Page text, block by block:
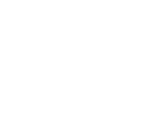
un evento incredibile